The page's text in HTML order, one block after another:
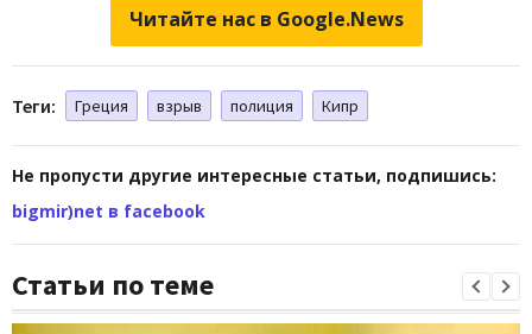
Читайте нас в Google.News
Теги: Греция взрыв полиция Кипр
Не пропусти другие интересные статьи, подпишись:
bigmir)net в facebook
Статьи по теме